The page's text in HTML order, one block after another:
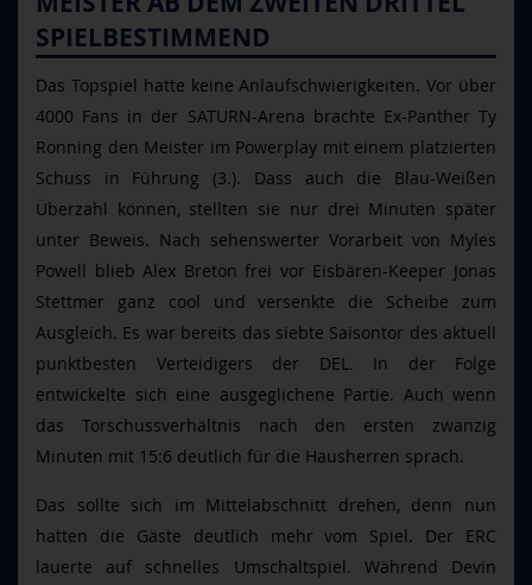
SPIELBESTIMMEND
Das Topspiel hatte keine Anlaufschwierigkeiten. Vor über
4000 Fans in der SATURN-Arena brachte Ex-Panther Ty
Ronning den Meister im Powerplay mit einem platzierten
Schuss in Führung (3.). Dass auch die Blau-Weißen
Überzahl können, stellten sie nur drei Minuten später
unter Beweis. Nach sehenswerter Vorarbeit von Myles
Powell blieb Alex Breton frei vor Eisbären-Keeper Jonas
Stettmer ganz cool und versenkte die Scheibe zum
Ausgleich. Es war bereits das siebte Saisontor des aktuell
punktbesten Verteidigers der DEL. In der Folge
entwickelte sich eine ausgeglichene Partie. Auch wenn
das Torschussverhältnis nach den ersten zwanzig
Minuten mit 15:6 deutlich für die Hausherren sprach.
Das sollte sich im Mittelabschnitt drehen, denn nun
hatten die Gäste deutlich mehr vom Spiel. Der ERC
lauerte auf schnelles Umschaltspiel. Während Devin